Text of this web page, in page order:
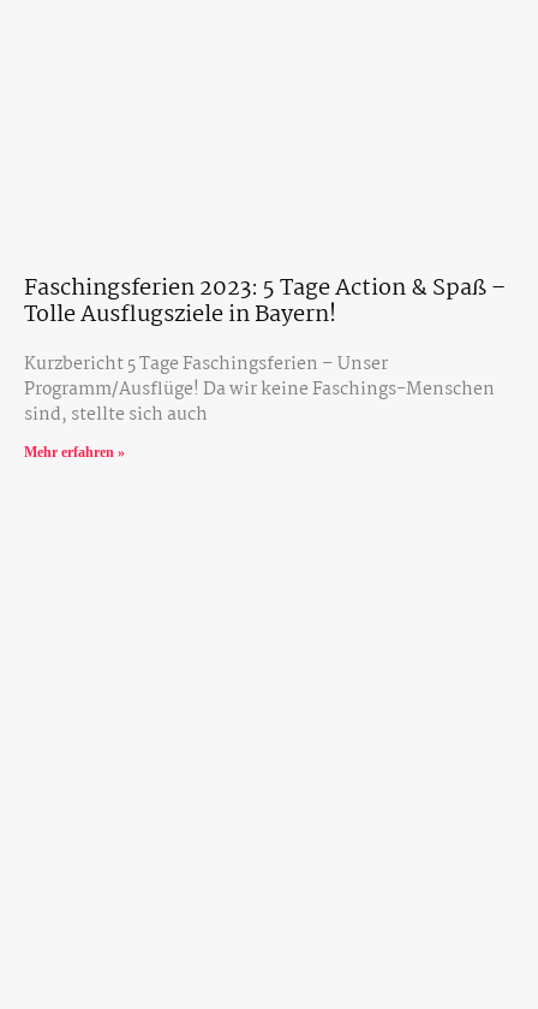
Faschingsferien 2023: 5 Tage Action & Spaß –
Tolle Ausflugsziele in Bayern!
Kurzbericht 5 Tage Faschingsferien – Unser
Programm/Ausflüge! Da wir keine Faschings-Menschen
sind, stellte sich auch
Mehr erfahren »